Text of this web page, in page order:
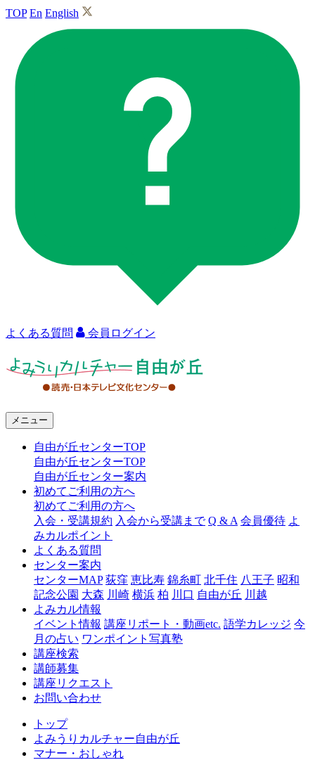
TOP En English
よくある質問 会員ログイン
ャ
由
丘
メニュー
自由が丘センターTOP
自由が丘センターTOP
自由が丘センター案内
初めてご利用の方へ
初めてご利用の方へ
入会・受講規約 入会から受講まで Q & A 会員優待 よ
みカルポイント
よくある質問
センター案内
センターMAP 荻窪 恵比寿 錦糸町 北千住 八王子 昭和
記念公園 大森 川崎 横浜 柏 川口 自由が丘 川越
よみカル情報
イベント情報 講座リポート・動画etc. 語学カレッジ 今
月の占い ワンポイント写真塾
講座検索
講師募集
講座リクエスト
お問い合わせ
トップ
よみうりカルチャー自由が丘
マナー・おしゃれ